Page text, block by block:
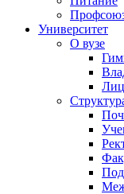
Университет
О вузе